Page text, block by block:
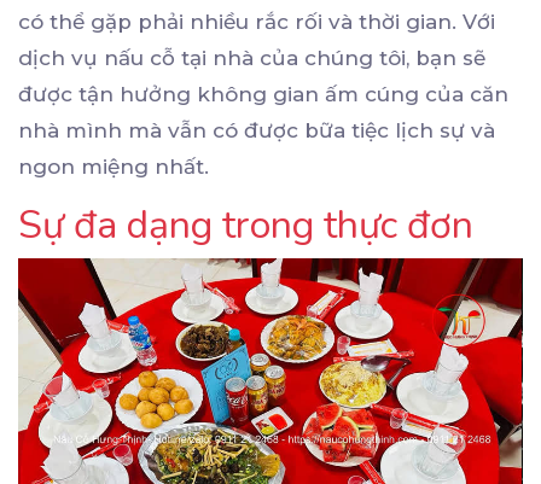
có thể gặp phải nhiều rắc rối và thời gian. Với
dịch vụ nấu cỗ tại nhà của chúng tôi, bạn sẽ
được tận hưởng không gian ấm cúng của căn
nhà mình mà vẫn có được bữa tiệc lịch sự và
ngon miệng nhất.
Sự đa dạng trong thực đơn